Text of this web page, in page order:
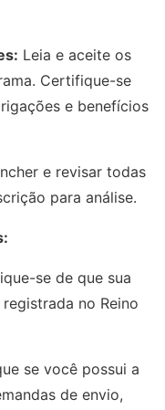
Leia e aceite os
Certifique-se
e benefícios
e revisar todas
para análise.
se de que sua
no Reino
se você possui a
de envio,